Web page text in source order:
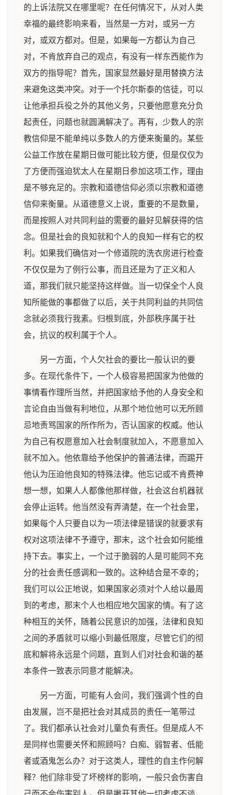
的上诉法院又在哪里呢？在任何情况下，从对人类
幸福的最终影响来看，当然是一方对，或另一方
对，或双方都对。但是，如果每一方都认为自己
对，不肯放弃自己的观点，有没有一样东西能作为
双方的指导呢？首先，国家显然最好是用替换方法
来避免这类冲突。对于一个托尔斯泰的信徒，可以
让他承担兵役之外的其他义务，只要他愿意充分负
起责任，问题也就圆满解决了。再有，少数人的宗
教信仰是不能单纯以多数人的方便来衡量的。某些
公益工作放在星期日做可能比较方便，但是仅仅为
了方便而强迫犹太人在星期日参加这项工作，理由
是不够充足的。宗教和道德信仰必须以宗教和道德
信仰来衡量。从道德意义上说，重要的不是数量，
而是按照人对共同利益的需要的最好见解获得的信
念。但是社会的良知就和个人的良知一样有它的权
利。如果我们确信对一个修道院的洗衣房进行检查
不仅仅是为了例行公事，而且还是为了正义和人
道，那我们就只能坚持这样做。当一切保全个人良
知所能做的事都做了以后，关于共同利益的共同信
念就必须我行我素。归根到底，外部秩序属于社
会，抗议的权利属于个人。
另一方面，个人欠社会的要比一般认识的要
多。在现代条件下，一个人极容易把国家为他做的
事情看作理所当然，并把国家给予他的人身安全和
言论自由当做有利地位，从那个地位他可以无所顾
忌地责骂国家的所作所为，否认国家的权威。他认
为自己有权愿意加入社会制度就加入，不愿意加入
就不加入。他依靠给予他保护的普通法律，而踢开
他认为压迫他良知的特殊法律。他忘记或不肯费神
想一想，如果人人都像他那样做，社会这台机器就
会停止运转。他当然没有弄清楚，在一个社会里，
如果每个人只要自以为一项法律是错误的就要求有
权对这项法律不予遵守，那末，这个社会如何能维
持下去。事实上，一个过于脆弱的人是可能同不充
分的社会责任感调和一致的。这种结合是不幸的；
我们可以公正地说，如果国家必须对个人给以最周
到的考虑，那末个人也相应地欠国家的情。有了这
种相互的关怀，随着公民意识的加强，法律和良知
之间的矛盾就可以缩小到最低限度，尽管它们的彻
底和解将永远是个问题，直到人们对社会和谐的基
本条件一致表示同意才能解决。
另一方面，可能有人会问，我们强调个性的自
由发展，岂不是把社会对其成员的责任一笔带过
了。我们都承认社会对儿童负有责任。但是成人不
是同样也需要关怀和照顾吗？白痴、弱智者、低能
者或酒鬼怎么办？对于这类人，理性的自主作何解
释？他们除非受了坏榜样的影响，一般只会伤害自